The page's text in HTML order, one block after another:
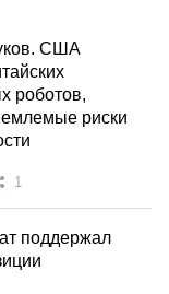
США
роботов,
риски
1
поддержал